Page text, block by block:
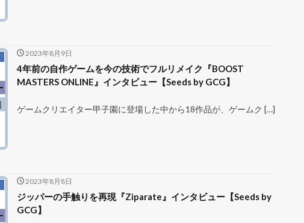
2023年8月9日
4年前の自作ゲームを今の技術でフルリメイク『BOOST
MASTERS ONLINE』インタビュー【Seeds by GCG】
ゲームクリエイター甲子園に登場した中から18作品が、ゲームク […]
2023年8月8日
ジッパーの手触りを再現『Ziparate』インタビュー【Seeds by
GCG】